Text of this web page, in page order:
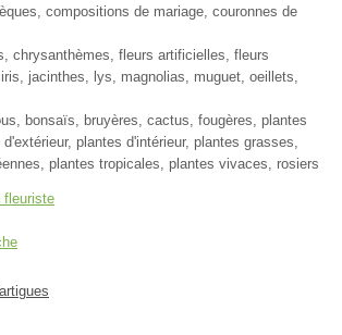
compositions de mariage, couronnes de
chrysanthèmes, fleurs artificielles, fleurs
jacinthes, lys, magnolias, muguet, oeillets,
bonsaïs, bruyères, cactus, fougères, plantes
plantes d'intérieur, plantes grasses,
plantes tropicales, plantes vivaces, rosiers
fleuriste